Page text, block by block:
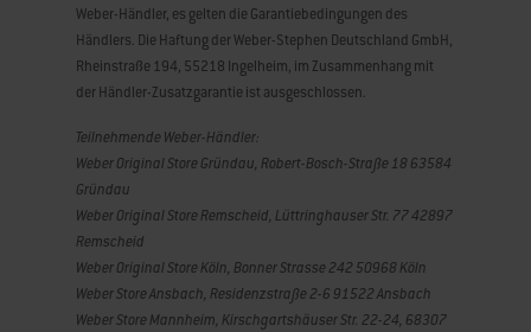
Weber-Händler, es gelten die Garantiebedingungen des
Händlers. Die Haftung der Weber-Stephen Deutschland GmbH,
Rheinstraße 194, 55218 Ingelheim, im Zusammenhang mit
der Händler-Zusatzgarantie ist ausgeschlossen.
Teilnehmende Weber-Händler:
Weber Original Store Gründau, Robert-Bosch-Straße 18 63584
Gründau
Weber Original Store Remscheid, Lüttringhauser Str. 77 42897
Remscheid
Weber Original Store Köln, Bonner Strasse 242 50968 Köln
Weber Store Ansbach, Residenzstraße 2-6 91522 Ansbach
Weber Store Mannheim, Kirschgartshäuser Str. 22-24, 68307